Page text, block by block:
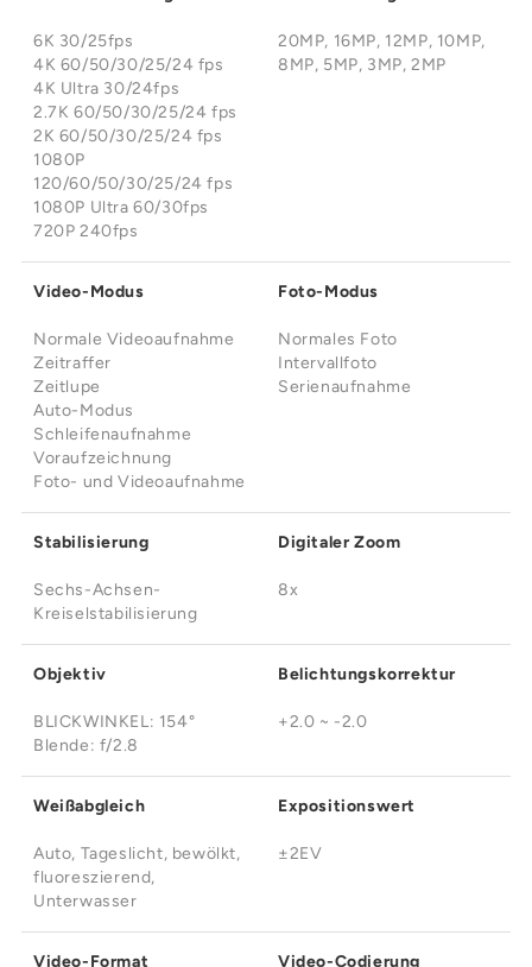
6K 30/25fps
4K 60/50/30/25/24 fps
4K Ultra 30/24fps
2.7K 60/50/30/25/24 fps
2K 60/50/30/25/24 fps
1080P
120/60/50/30/25/24 fps
1080P Ultra 60/30fps
720P 240fps
20MP, 16MP, 12MP, 10MP,
8MP, 5MP, 3MP, 2MP
Video-Modus
Normale Videoaufnahme
Zeitraffer
Zeitlupe
Auto-Modus
Schleifenaufnahme
Voraufzeichnung
Foto- und Videoaufnahme
Foto-Modus
Normales Foto
Intervallfoto
Serienaufnahme
Stabilisierung
Sechs-Achsen-
Kreiselstabilisierung
Digitaler Zoom
8x
Objektiv
BLICKWINKEL: 154°
Blende: f/2.8
Belichtungskorrektur
+2.0 ~ -2.0
Weißabgleich
Auto, Tageslicht, bewölkt,
fluoreszierend,
Unterwasser
Expositionswert
±2EV
Video-Format Video-Codierung